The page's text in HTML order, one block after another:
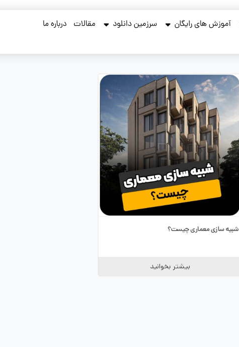
آموزش های رایگان سرزمین دانلود مقالات درباره ما
شبیه سازی معماری چیست؟
بیشتر بخوانید